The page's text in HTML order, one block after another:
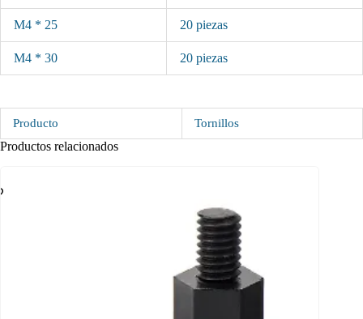
M4 * 25 20 piezas
M4 * 30 20 piezas
Producto Tornillos
Productos relacionados